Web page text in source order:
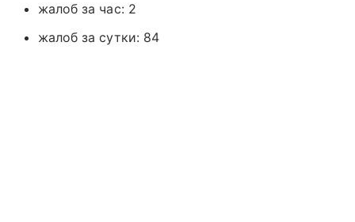
жалоб за час: 2
жалоб за сутки: 84